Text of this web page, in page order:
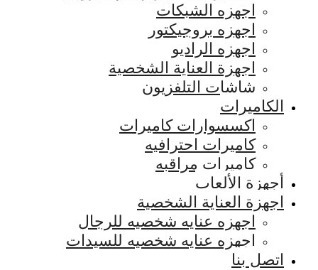
اجهزه الشبكات
اجهزه بروجيكتور
اجهزه الراديو
اجهزة العناية الشخصية
شاشات التلفزيون
الكاميرات
اكسسوارات كاميرات
كاميرات احترافيه
كاميرات مراقبه
أجهزة الألعاب
اجهزة العناية الشخصية
اجهزه عنايه شخصيه للرجال
اجهزه عنايه شخصيه للسيدات
اتصل بنا